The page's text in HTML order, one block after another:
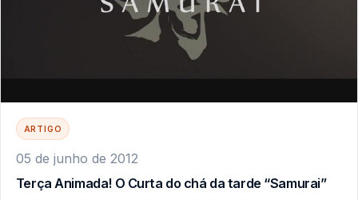
ARTIGO
05 de junho de 2012
Terça Animada! O Curta do chá da tarde “Samurai”